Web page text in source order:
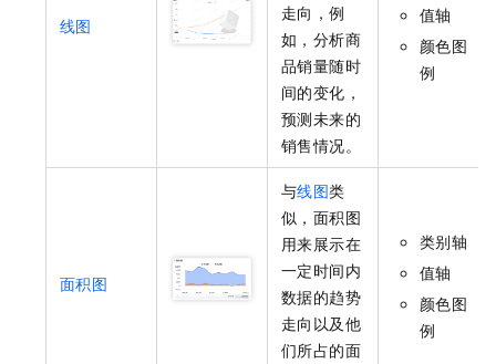
线图
走向，例
如，分析商
品销量随时
间的变化，
预测未来的
销售情况。
值轴
颜色图
例
面积图
与线图类
似，面积图
用来展示在
一定时间内
数据的趋势
走向以及他
们所占的面
类别轴
值轴
颜色图
例